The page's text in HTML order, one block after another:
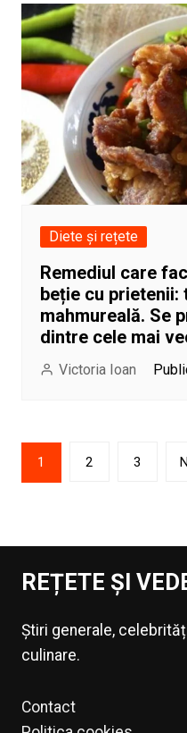
Diete și rețete
Remediul care
beție cu prietenii:
mahmureală. Se
dintre cele mai
Victoria Ioan
Paginație
articole
1 2 3
REȚETE ȘI
Știri generale,
culinare.
Contact